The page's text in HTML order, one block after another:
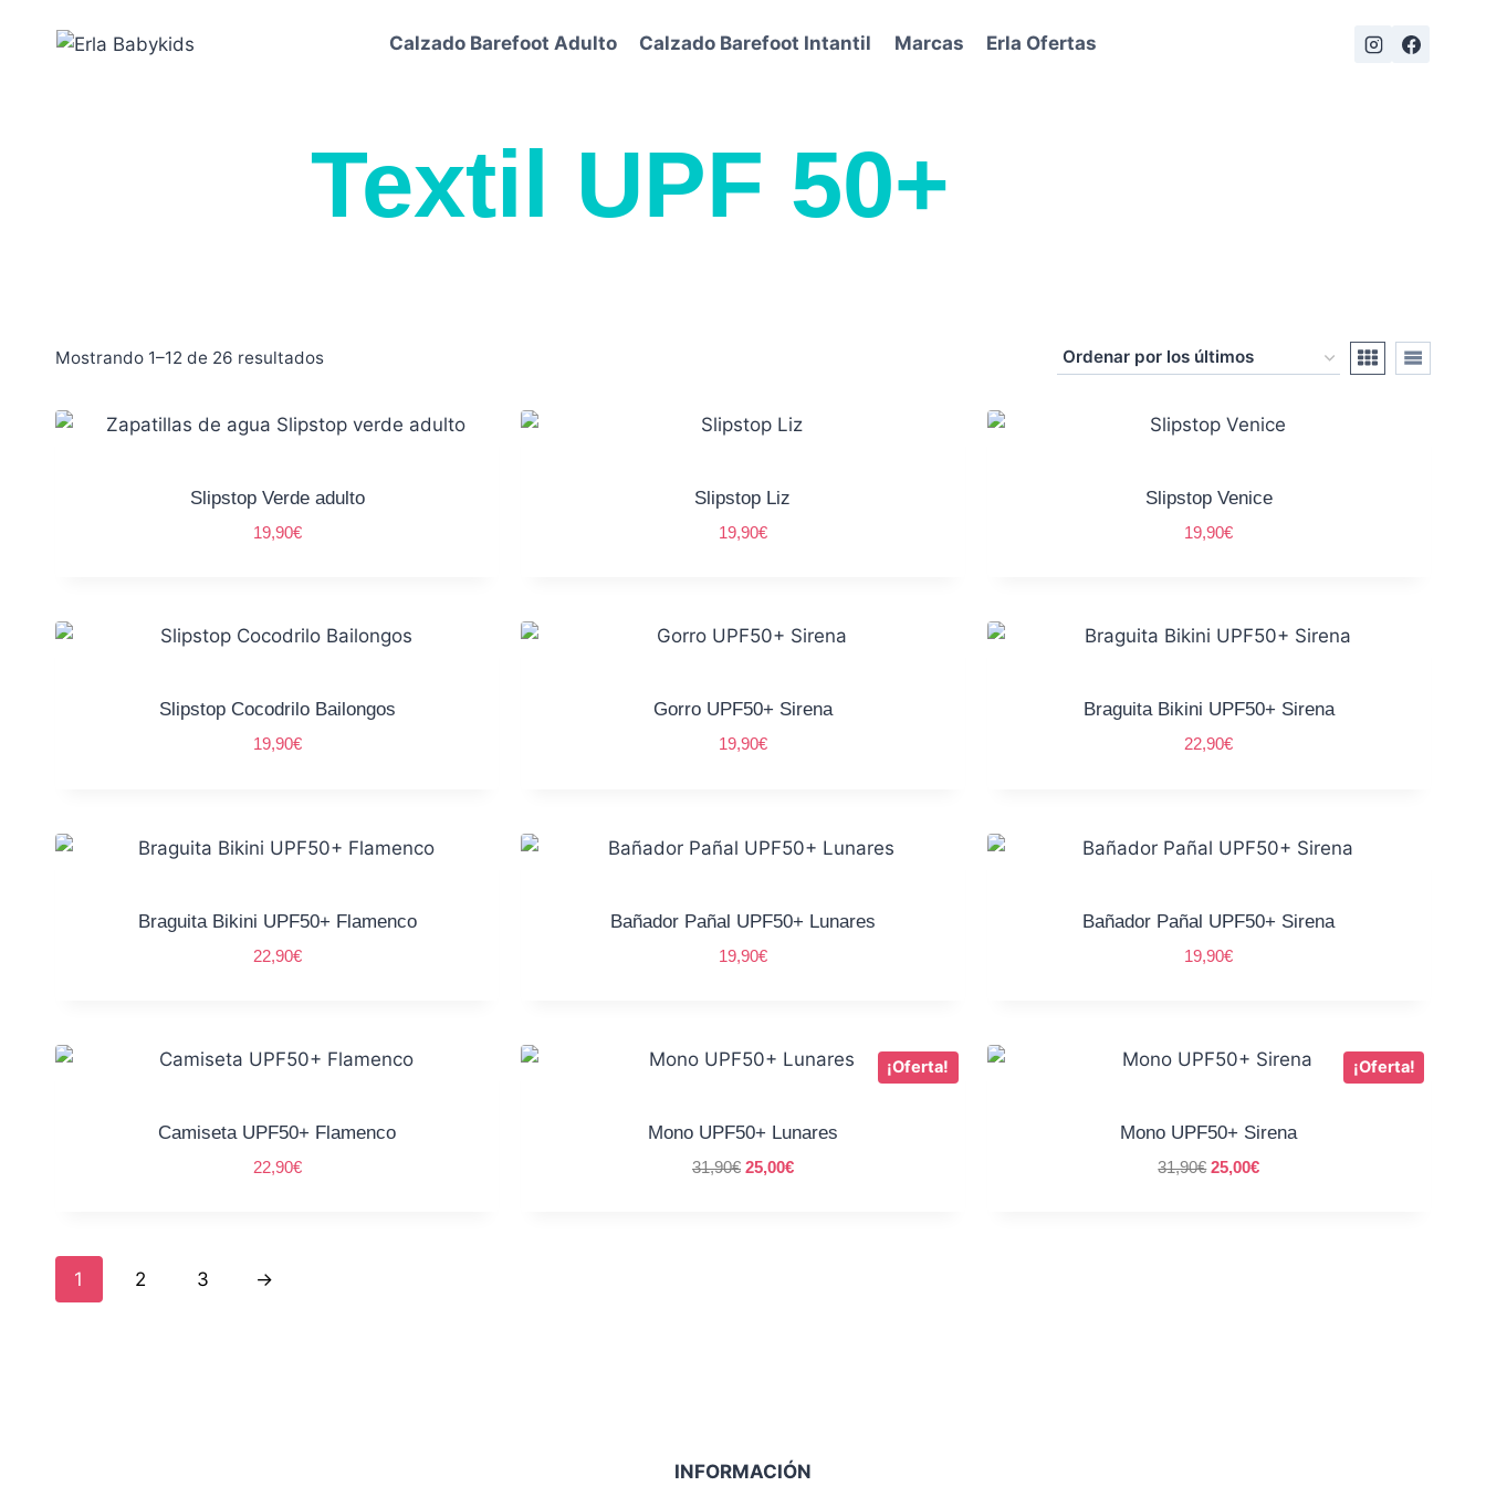
Calzado Barefoot Adulto Calzado Barefoot Intantil Marcas Erla Ofertas
Textil UPF 50+
Mostrando 1–12 de 26 resultados
Slipstop Verde adulto
19,90€
Slipstop Liz
19,90€
Slipstop Venice
19,90€
Slipstop Cocodrilo Bailongos
19,90€
Gorro UPF50+ Sirena
19,90€
Braguita Bikini UPF50+ Sirena
22,90€
Braguita Bikini UPF50+ Flamenco
22,90€
Bañador Pañal UPF50+ Lunares
19,90€
Bañador Pañal UPF50+ Sirena
19,90€
Camiseta UPF50+ Flamenco
22,90€
¡Oferta!
Mono UPF50+ Lunares
31,90€ 25,00€
¡Oferta!
Mono UPF50+ Sirena
31,90€ 25,00€
1 2 3 →
INFORMACIÓN